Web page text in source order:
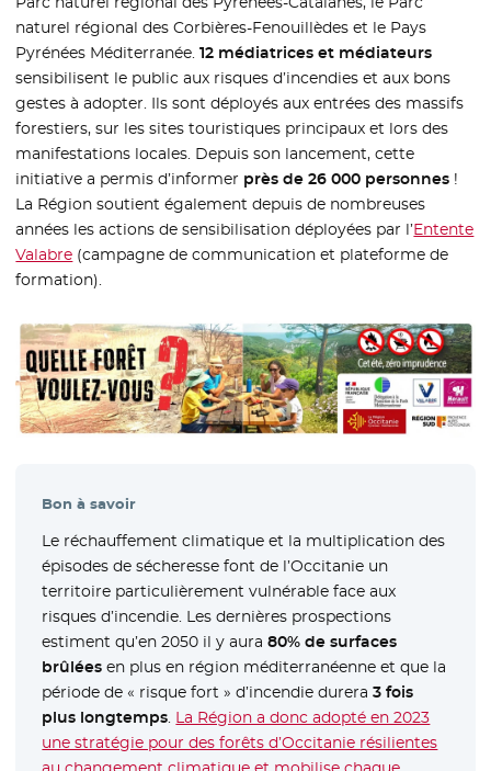
naturel régional des Corbières-Fenouillèdes et le Pays
Pyrénées Méditerranée.12 médiatrices et médiateurs
sensibilisent le public aux risques d’incendies et aux bons
gestes à adopter. Ils sont déployés aux entrées des massifs
forestiers, sur les sites touristiques principaux et lors des
manifestations locales. Depuis son lancement, cette
initiative a permis d’informer près de 26 000 personnes !
La Région soutient également depuis de nombreuses
années les actions de sensibilisation déployées par l’Entente
Valabre - Nouvelle fenêtre
(campagne de communication et plateforme de
formation).
Bon à savoir
Le réchauffement climatique et la multiplication des
épisodes de sécheresse font de l’Occitanie un
territoire particulièrement vulnérable face aux
risques d’incendie. Les dernières prospections
estiment qu’en 2050 il y aura80% de surfaces
brûlées en plus en région méditerranéenne et que la
période de « risque fort » d’incendie durera3 fois
plus longtemps. La Région a donc adopté en 2023
une stratégie pour des forêts d’Occitanie résilientes